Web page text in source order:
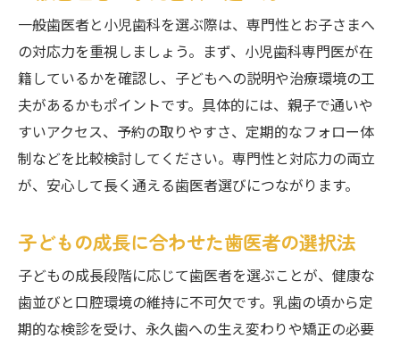
一般歯医者と小児歯科を選ぶ際は、専門性とお子さまへ
の対応力を重視しましょう。まず、小児歯科専門医が在
籍しているかを確認し、子どもへの説明や治療環境の工
夫があるかもポイントです。具体的には、親子で通いや
すいアクセス、予約の取りやすさ、定期的なフォロー体
制などを比較検討してください。専門性と対応力の両立
が、安心して長く通える歯医者選びにつながります。
子どもの成長に合わせた歯医者の選択法
子どもの成長段階に応じて歯医者を選ぶことが、健康な
歯並びと口腔環境の維持に不可欠です。乳歯の頃から定
期的な検診を受け、永久歯への生え変わりや矯正の必要